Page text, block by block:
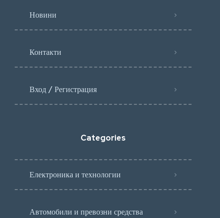
Новини
Контакти
Вход / Регистрация
Categories
Електроника и технологии
Автомобили и превозни средства